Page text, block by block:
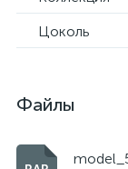
Цоколь
Файлы